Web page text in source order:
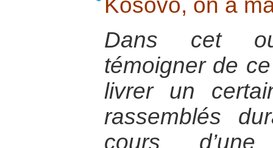
Kosovo, on a
Dans cet
témoigner de
livrer un
rassemblés
cours d’une